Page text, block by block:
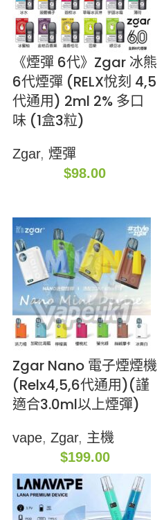
《煙彈 6代》Zgar 冰熊
6代煙彈 (RELX悅刻 4,5
代通用) 2ml 2% 多口
味 (1盒3粒)
Zgar, 煙彈
$98.00
Zgar Nano 電子煙煙機
(Relx4,5,6代通用)(謹
適合3.0ml以上煙彈)
vape, Zgar, 主機
$199.00